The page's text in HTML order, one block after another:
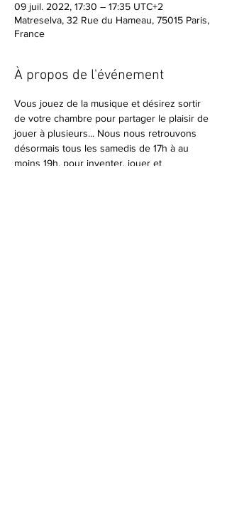
09 juil. 2022, 17:30 – 17:35 UTC+2
Matreselva, 32 Rue du Hameau, 75015 Paris,
France
À propos de l'événement
Vous jouez de la musique et désirez sortir
de votre chambre pour partager le plaisir de
jouer à plusieurs... Nous nous retrouvons
désormais tous les samedis de 17h à au
moins 19h, pour inventer, jouer et